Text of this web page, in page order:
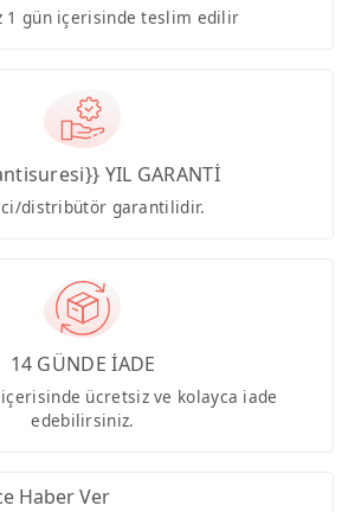
1 gün içerisinde teslim edilir
YIL GARANTİ
distribütör garantilidir.
14 GÜNDE İADE
ücretsiz ve kolayca iade
edebilirsiniz.
Haber Ver